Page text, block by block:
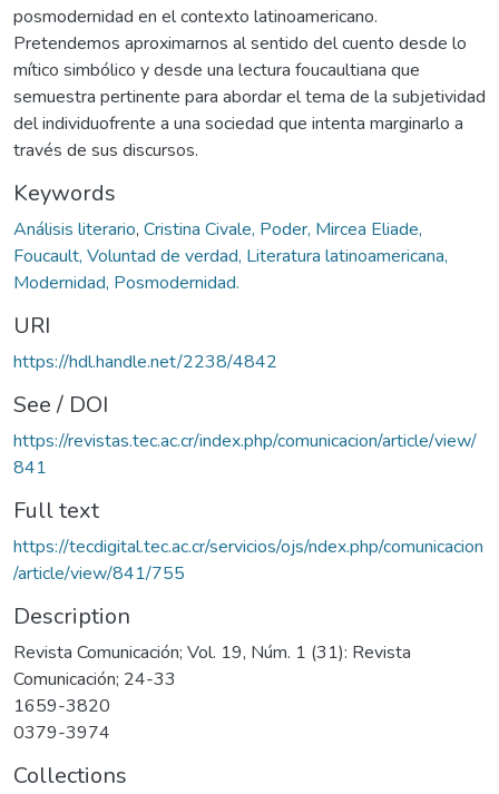
posmodernidad en el contexto latinoamericano.
Pretendemos aproximarnos al sentido del cuento desde lo
mítico simbólico y desde una lectura foucaultiana que
semuestra pertinente para abordar el tema de la subjetividad
del individuofrente a una sociedad que intenta marginarlo a
través de sus discursos.
Keywords
Análisis literario, Cristina Civale, Poder, Mircea Eliade,
Foucault, Voluntad de verdad, Literatura latinoamericana,
Modernidad, Posmodernidad.
URI
https://hdl.handle.net/2238/4842
See / DOI
https://revistas.tec.ac.cr/index.php/comunicacion/article/view/
841
Full text
https://tecdigital.tec.ac.cr/servicios/ojs/ndex.php/comunicacion
/article/view/841/755
Description
Revista Comunicación; Vol. 19, Núm. 1 (31): Revista
Comunicación; 24-33
1659-3820
0379-3974
Collections